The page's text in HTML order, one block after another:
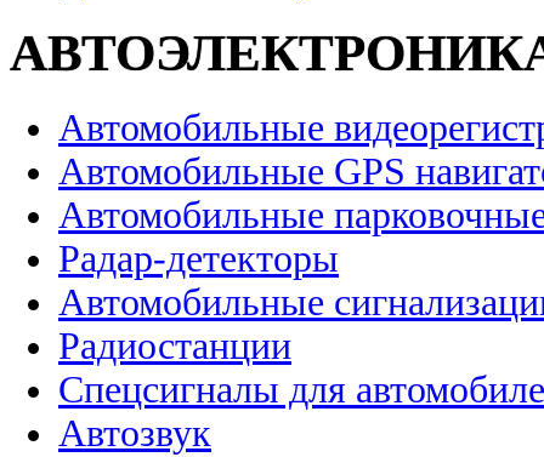
Автомобильные
Автомобильные GPS
Автомобильные
Радар-детекторы
Автомобильные
Радиостанции
Спецсигналы для
Автозвук